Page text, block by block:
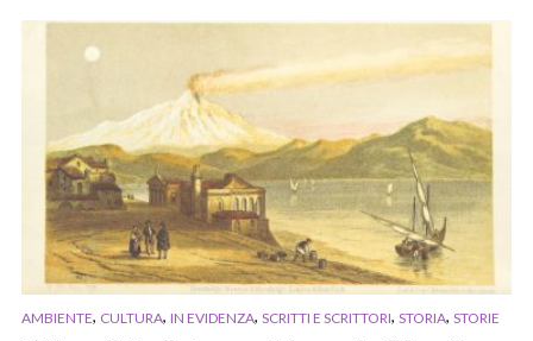
AMBIENTE, CULTURA, IN EVIDENZA, SCRITTI E SCRITTORI, STORIA, STORIE